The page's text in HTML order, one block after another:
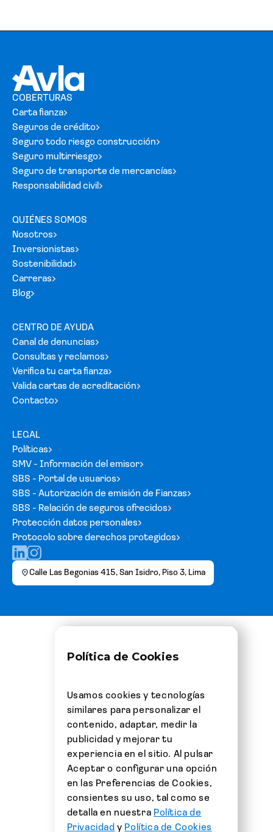
COBERTURAS
Carta fianza
Seguros de crédito
Seguro todo riesgo construcción
Seguro multirriesgo
Seguro de transporte de mercancías
Responsabilidad civil
QUIÉNES SOMOS
Nosotros
Inversionistas
Sostenibilidad
Carreras
Blog
CENTRO DE AYUDA
Canal de denuncias
Consultas y reclamos
Verifica tu carta fianza
Valida cartas de acreditación
Contacto
LEGAL
Políticas
SMV - Información del emisor
SBS - Portal de usuarios
SBS - Autorización de emisión de Fianzas
SBS - Relación de seguros ofrecidos
Protección datos personales
Protocolo sobre derechos protegidos
Política de Cookies
Usamos cookies y tecnologías
similares para personalizar el
contenido, adaptar, medir la
publicidad y mejorar tu
experiencia en el sitio. Al pulsar
Aceptar o configurar una opción
en las Preferencias de Cookies,
consientes su uso, tal como se
detalla en nuestra Política de
Privacidad y Política de Cookies
Calle Las Begonias 415, San Isidro, Piso 3, Lima